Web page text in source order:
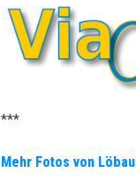
***
Mehr Fotos von Löbau